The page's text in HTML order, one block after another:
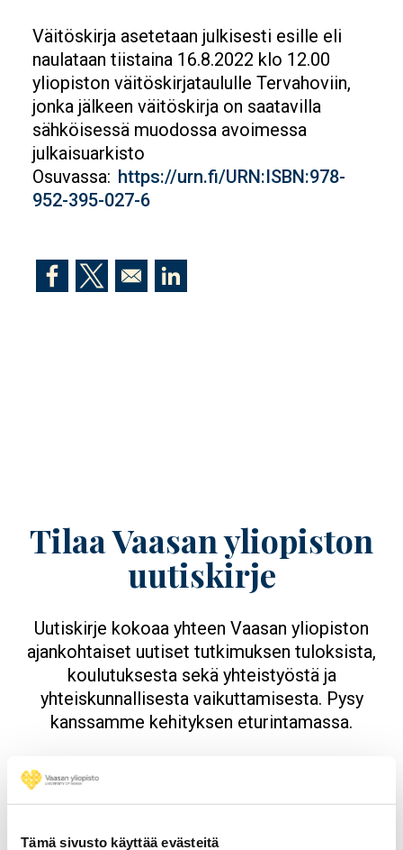
Tämä sivusto käyttää evästeitä
Väitöskirja asetetaan julkisesti esille eli
naulataan tiistaina 16.8.2022 klo 12.00
yliopiston väitöskirjataululle Tervahoviin,
jonka jälkeen väitöskirja on saatavilla
sähköisessä muodossa avoimessa
julkaisuarkisto
Osuvassa: https://urn.fi/URN:ISBN:978-
952-395-027-6
Opens in a new window
Opens in a new windowOpens in a new window
Tilaa Vaasan yliopiston
uutiskirje
Uutiskirje kokoaa yhteen Vaasan yliopiston
ajankohtaiset uutiset tutkimuksen tuloksista,
koulutuksesta sekä yhteistyöstä ja
yhteiskunnallisesta vaikuttamisesta. Pysy
kanssamme kehityksen eturintamassa.